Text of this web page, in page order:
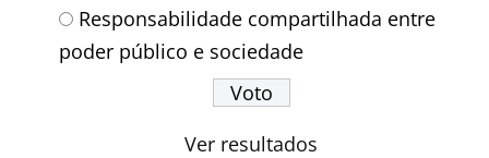
Responsabilidade compartilhada entre
poder público e sociedade
Ver resultados